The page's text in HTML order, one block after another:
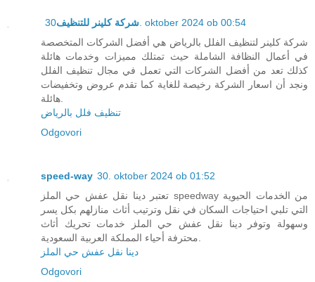
شركة كلينر للتنظيف 30. oktober 2024 ob 00:54
شركة كلينر لتنظيف الفلل بالرياض هي أفضل الشركات المتخصصة
في أعمال النظافة الشاملة حيث تمتلك مميزات وخدمات هائلة
كذلك تعد من أفضل الشركات التي تعمل في مجال تنظيف الفلل
ونجد أن اسعار الشركة رخيصة للغاية كما تقدم عروض وتخفيضات
تنظيف فلل بالرياض
Odgovori
speed-way 30. oktober 2024 ob 01:52
تعتبر دينا نقل عفش حي الملز speedway من الخدمات الحيوية
التي تلبي احتياجات السكان في نقل وترتيب أثاث منازلهم بكل يسر
وسهولة وتوفر دينا نقل عفش حي الملز خدمات تحريك أثاث
دينا نقل عفش حي الملز
Odgovori